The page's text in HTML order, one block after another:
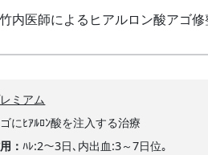
内医師によるヒアルロン酸アゴ
ミアム
にﾋｱﾙﾛﾝ酸を注入する治療
ﾊﾚ:2～3日､内出血:3～7日位｡